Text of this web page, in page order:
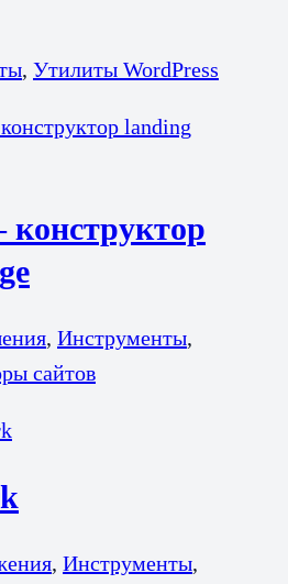
, Утилиты WordPress
, Инструменты,
сайтов
, Инструменты,